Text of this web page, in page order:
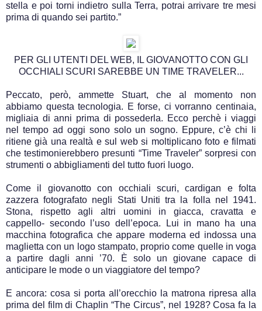
stella e poi torni indietro sulla Terra, potrai arrivare tre mesi
prima di quando sei partito.”
PER GLI UTENTI DEL WEB, IL GIOVANOTTO CON GLI
OCCHIALI SCURI SAREBBE UN TIME TRAVELER...
Peccato, però, ammette Stuart, che al momento non
abbiamo questa tecnologia. E forse, ci vorranno centinaia,
migliaia di anni prima di possederla. Ecco perchè i viaggi
nel tempo ad oggi sono solo un sogno. Eppure, c’è chi li
ritiene già una realtà e sul web si moltiplicano foto e filmati
che testimonierebbero presunti “Time Traveler” sorpresi con
strumenti o abbigliamenti del tutto fuori luogo.
Come il giovanotto con occhiali scuri, cardigan e folta
zazzera fotografato negli Stati Uniti tra la folla nel 1941.
Stona, rispetto agli altri uomini in giacca, cravatta e
cappello- secondo l’uso dell’epoca. Lui in mano ha una
macchina fotografica che appare moderna ed indossa una
maglietta con un logo stampato, proprio come quelle in voga
a partire dagli anni ’70. È solo un giovane capace di
anticipare le mode o un viaggiatore del tempo?
E ancora: cosa si porta all’orecchio la matrona ripresa alla
prima del film di Chaplin “The Circus”, nel 1928? Cosa fa la